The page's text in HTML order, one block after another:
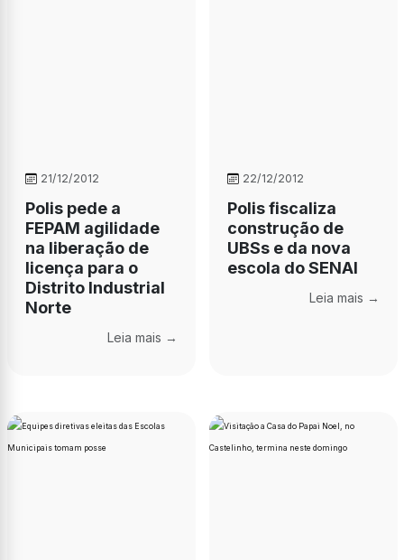
21/12/2012
Polis pede a
FEPAM agilidade
na liberação de
licença para o
Distrito Industrial
Norte
Leia mais →
22/12/2012
Polis fiscaliza
construção de
UBSs e da nova
escola do SENAI
Leia mais →